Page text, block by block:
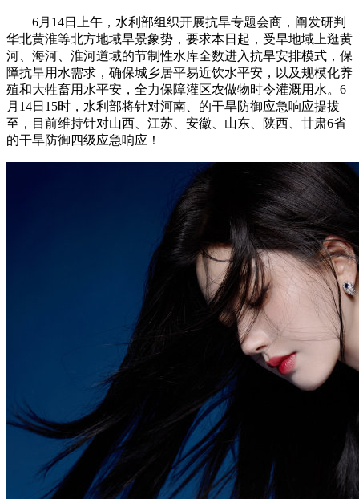
6月14日上午，水利部组织开展抗旱专题会商，阐发研判
华北黄淮等北方地域旱景象势，要求本日起，受旱地域上逛黄
河、海河、淮河道域的节制性水库全数进入抗旱安排模式，保
障抗旱用水需求，确保城乡居平易近饮水平安，以及规模化养
殖和大牲畜用水平安，全力保障灌区农做物时令灌溉用水。6
月14日15时，水利部将针对河南、的干旱防御应急响应提拔
至，目前维持针对山西、江苏、安徽、山东、陕西、甘肃6省
的干旱防御四级应急响应！